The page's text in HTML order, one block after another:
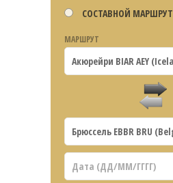
СОСТАВНОЙ МАРШРУТ
МАРШРУТ